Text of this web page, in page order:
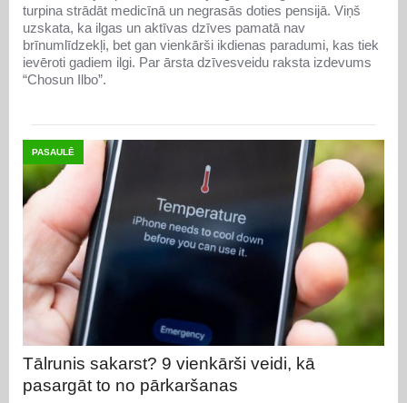
turpina strādāt medicīnā un negrasās doties pensijā. Viņš
uzskata, ka ilgas un aktīvas dzīves pamatā nav
brīnumlīdzekļi, bet gan vienkārši ikdienas paradumi, kas tiek
ievēroti gadiem ilgi. Par ārsta dzīvesveidu raksta izdevums
“Chosun Ilbo”.
PASAULĒ
Tālrunis sakarst? 9 vienkārši veidi, kā
pasargāt to no pārkaršanas